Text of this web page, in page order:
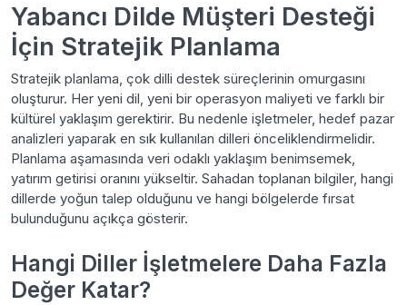
Yabancı Dilde Müşteri Desteği
İçin Stratejik Planlama
Stratejik planlama, çok dilli destek süreçlerinin omurgasını
oluşturur. Her yeni dil, yeni bir operasyon maliyeti ve farklı bir
kültürel yaklaşım gerektirir. Bu nedenle işletmeler, hedef pazar
analizleri yaparak en sık kullanılan dilleri önceliklendirmelidir.
Planlama aşamasında veri odaklı yaklaşım benimsemek,
yatırım getirisi oranını yükseltir. Sahadan toplanan bilgiler, hangi
dillerde yoğun talep olduğunu ve hangi bölgelerde fırsat
bulunduğunu açıkça gösterir.
Hangi Diller İşletmelere Daha Fazla
Değer Katar?